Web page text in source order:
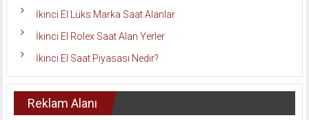
İkinci El Lüks Marka Saat Alanlar
İkinci El Rolex Saat Alan Yerler
İkinci El Saat Piyasası Nedir?
Reklam Alanı